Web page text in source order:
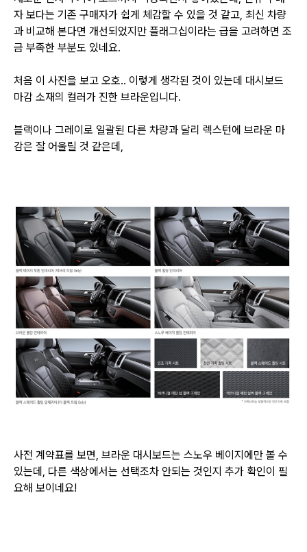
자 보다는 기존 구매자가 쉽게 체감할 수 있을 것 같고, 최신 차량
과 비교해 본다면 개선되었지만 플래그십이라는 급을 고려하면 조
금 부족한 부분도 있네요.
처음 이 사진을 보고 오호.. 이렇게 생각된 것이 있는데 대시보드
마감 소재의 컬러가 진한 브라운입니다.
블랙이나 그레이로 일괄된 다른 차량과 달리 렉스턴에 브라운 마
감은 잘 어울릴 것 같은데,
사전 계약표를 보면, 브라운 대시보드는 스노우 베이지에만 볼 수
있는데, 다른 색상에서는 선택조차 안되는 것인지 추가 확인이 필
요해 보이네요!